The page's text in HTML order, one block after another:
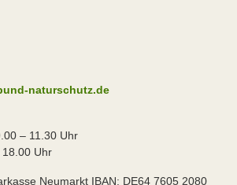
naturschutz.de
– 11.30 Uhr
Uhr
Neumarkt IBAN: DE64 7605 2080